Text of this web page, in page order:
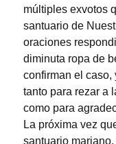
múltiples exvotos
santuario de
oraciones
diminuta ropa de
confirman el caso,
tanto para rezar a
como para
La próxima vez
santuario